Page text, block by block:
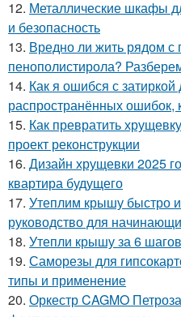
12. Металлические шкафы
и безопасность
13. Вредно ли жить рядом с
пенополистирола?
14. Как я ошибся с затиркой
распространённых ошибок,
15. Как превратить
проект реконструкции
16. Дизайн хрущевки 2025
квартира будущего
17. Утеплим крышу быстро
руководство для
18. Утепли крышу за 6
19. Саморезы для
типы и применение
20. Оркестр CAGMO